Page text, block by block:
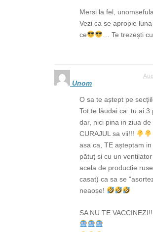
Mersi la fel,
Vezi ca se apropie
ce
… Te trezești
Unom
O sa te aștept pe
Tot te lăudai ca: tu ai 3
dar, nici pina in ziua
CURAJUL sa vii!!!
asa ca, TE așteptam
pătuț si cu un
acela de producție
casat) ca sa se
neaoșe!
SA NU TE